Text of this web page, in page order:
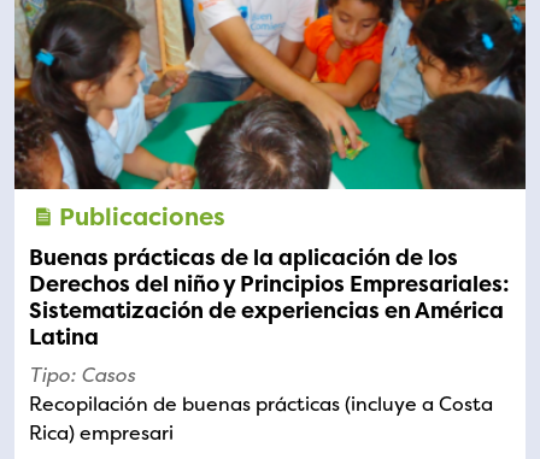
Publicaciones
Buenas prácticas de la aplicación de los
Derechos del niño y Principios Empresariales:
Sistematización de experiencias en América
Latina
Tipo: Casos
Recopilación de buenas prácticas (incluye a Costa
Rica) empresari